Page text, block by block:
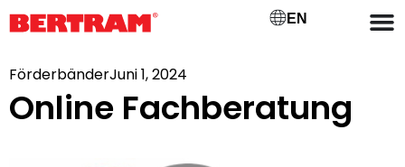
EN
FörderbänderJuni 1, 2024
Online Fachberatung